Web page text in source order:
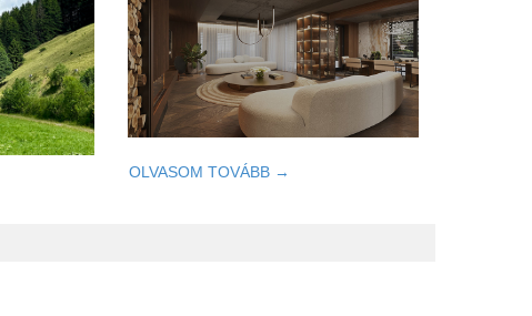
OLVASOM TOVÁBB →